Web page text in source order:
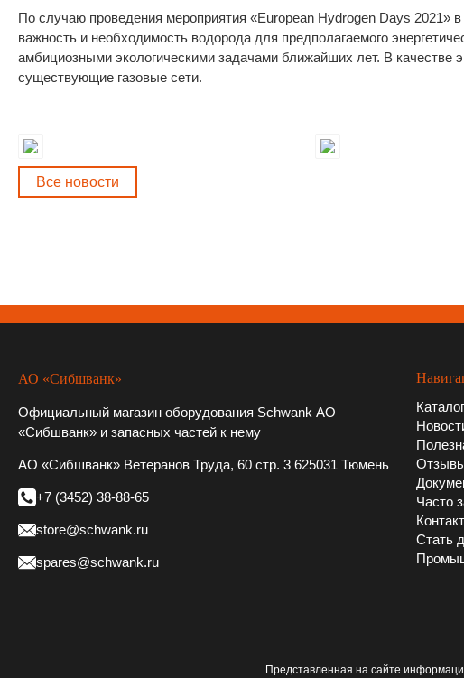
По случаю проведения мероприятия «European Hydrogen Days
важность и необходимость водорода для предполагаемого
амбициозными экологическими задачами ближайших лет. В качестве
существующие газовые сети.
Все новости
АО «Сибшванк»
Официальный магазин оборудования Schwank АО
«Сибшванк» и запасных частей к нему
АО «Сибшванк» Ветеранов Труда, 60 стр. 3 625031 Тюмень
+7 (3452) 38-88-65
store@schwank.ru
spares@schwank.ru
Каталог
Часто
Стать
Представленная на сайте